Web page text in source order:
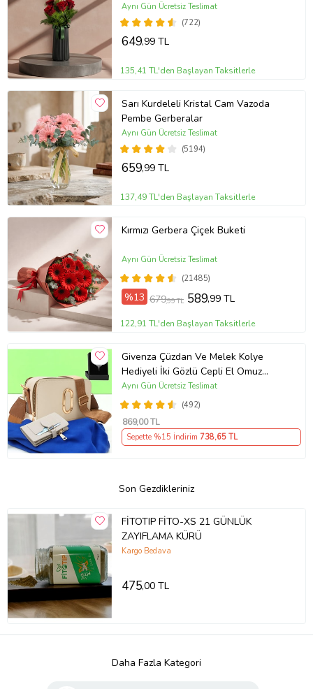
(722)
Aynı Gün Ücretsiz Teslimat
649,99 TL
135,41 TL'den Başlayan Taksitlerle
Sarı Kurdeleli Kristal Cam Vazoda
Pembe Gerberalar
(5194)
Aynı Gün Ücretsiz Teslimat
659,99 TL
137,49 TL'den Başlayan Taksitlerle
Kırmızı Gerbera Çiçek Buketi
(21485)
Aynı Gün Ücretsiz Teslimat
%13 679,99 TL 589,99 TL
122,91 TL'den Başlayan Taksitlerle
Givenza Çüzdan Ve Melek Kolye
Hediyeli İki Gözlü Cepli El Omuz
Çanta (Krem)
(492)
Aynı Gün Ücretsiz Teslimat
869,00 TL
Sepette %15 İndirim 738,65 TL
Son Gezdikleriniz
FİTOTIP FİTO-XS 21 GÜNLÜK
ZAYIFLAMA KÜRÜ
Kargo Bedava
475,00 TL
Daha Fazla Kategori